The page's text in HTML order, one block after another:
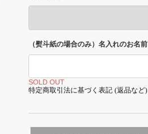
（熨斗紙の場合のみ）名入れのお名前
SOLD OUT
特定商取引法に基づく表記 (返品など)